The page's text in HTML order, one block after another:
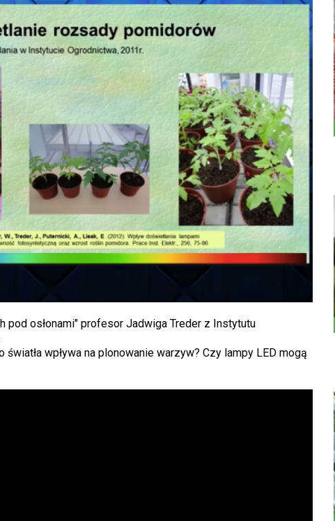
osłonami" profesor Jadwiga Treder z Instytutu
wpływa na plonowanie warzyw? Czy lampy LED mogą